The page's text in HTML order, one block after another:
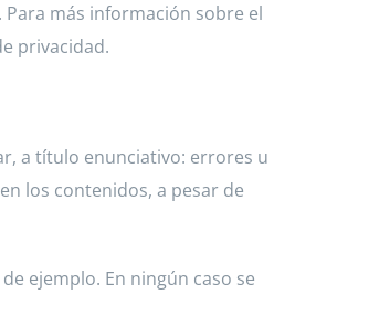
más información sobre el
privacidad.
a título enunciativo: errores u
los contenidos, a pesar de
ejemplo. En ningún caso se